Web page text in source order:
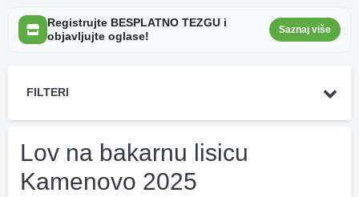
Registrujte BESPLATNO TEZGU i
objavljujte oglase!
Saznaj više
FILTERI
Lov na bakarnu lisicu
Kamenovo 2025